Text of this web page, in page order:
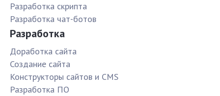
Разработка скрипта
Разработка чат-ботов
Разработка
Доработка сайта
Создание сайта
Конструкторы сайтов и CMS
Разработка ПО